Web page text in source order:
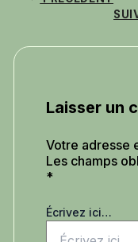
Laisser un
Votre adresse
Les champs
*
Écrivez ici…